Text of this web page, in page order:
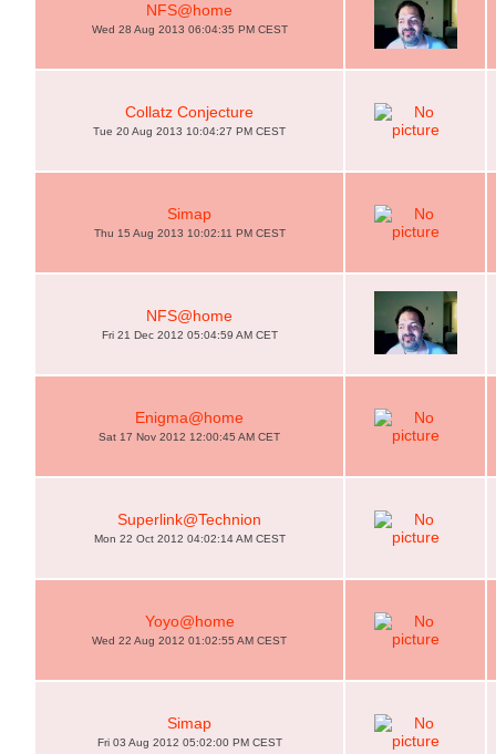
NFS@home
Wed 28 Aug 2013 06:04:35 PM CEST
Collatz Conjecture
Tue 20 Aug 2013 10:04:27 PM CEST
Simap
Thu 15 Aug 2013 10:02:11 PM CEST
NFS@home
Fri 21 Dec 2012 05:04:59 AM CET
Enigma@home
Sat 17 Nov 2012 12:00:45 AM CET
Superlink@Technion
Mon 22 Oct 2012 04:02:14 AM CEST
Yoyo@home
Wed 22 Aug 2012 01:02:55 AM CEST
Simap
Fri 03 Aug 2012 05:02:00 PM CEST